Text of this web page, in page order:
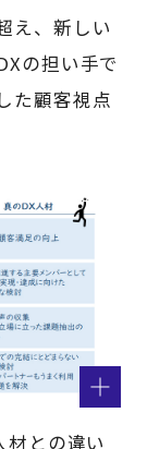
え、新しい
の担い手で
た顧客視点
材との違い